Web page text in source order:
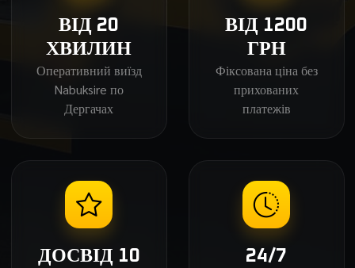
ВІД 20
ХВИЛИН
Оперативний виїзд
Nabuksire по
Дергачах
ВІД 1200
ГРН
Фіксована ціна без
прихованих
платежів
ДОСВІД 10
24/7